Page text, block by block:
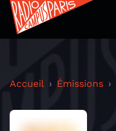
Accueil Émissions